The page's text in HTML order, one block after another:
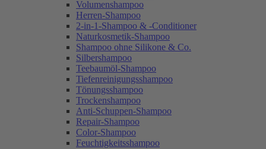
Volumenshampoo
Herren-Shampoo
2-in-1-Shampoo & -Conditioner
Naturkosmetik-Shampoo
Shampoo ohne Silikone & Co.
Silbershampoo
Teebaumöl-Shampoo
Tiefenreinigungsshampoo
Tönungsshampoo
Trockenshampoo
Anti-Schuppen-Shampoo
Repair-Shampoo
Color-Shampoo
Feuchtigkeitsshampoo